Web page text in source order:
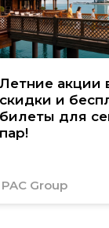
Летние акции
скидки и
билеты для
пар!
PAC Group